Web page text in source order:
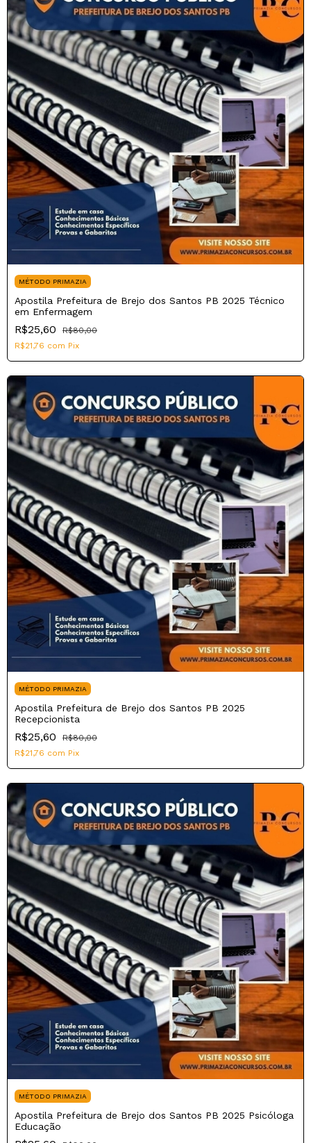
MÉTODO PRIMAZIA
Apostila Prefeitura de Brejo dos Santos PB 2025 Técnico
em Enfermagem
R$25,60
R$80,00
R$21,76 com Pix
MÉTODO PRIMAZIA
Apostila Prefeitura de Brejo dos Santos PB 2025
Recepcionista
R$25,60
R$80,00
R$21,76 com Pix
MÉTODO PRIMAZIA
Apostila Prefeitura de Brejo dos Santos PB 2025 Psicóloga
Educação